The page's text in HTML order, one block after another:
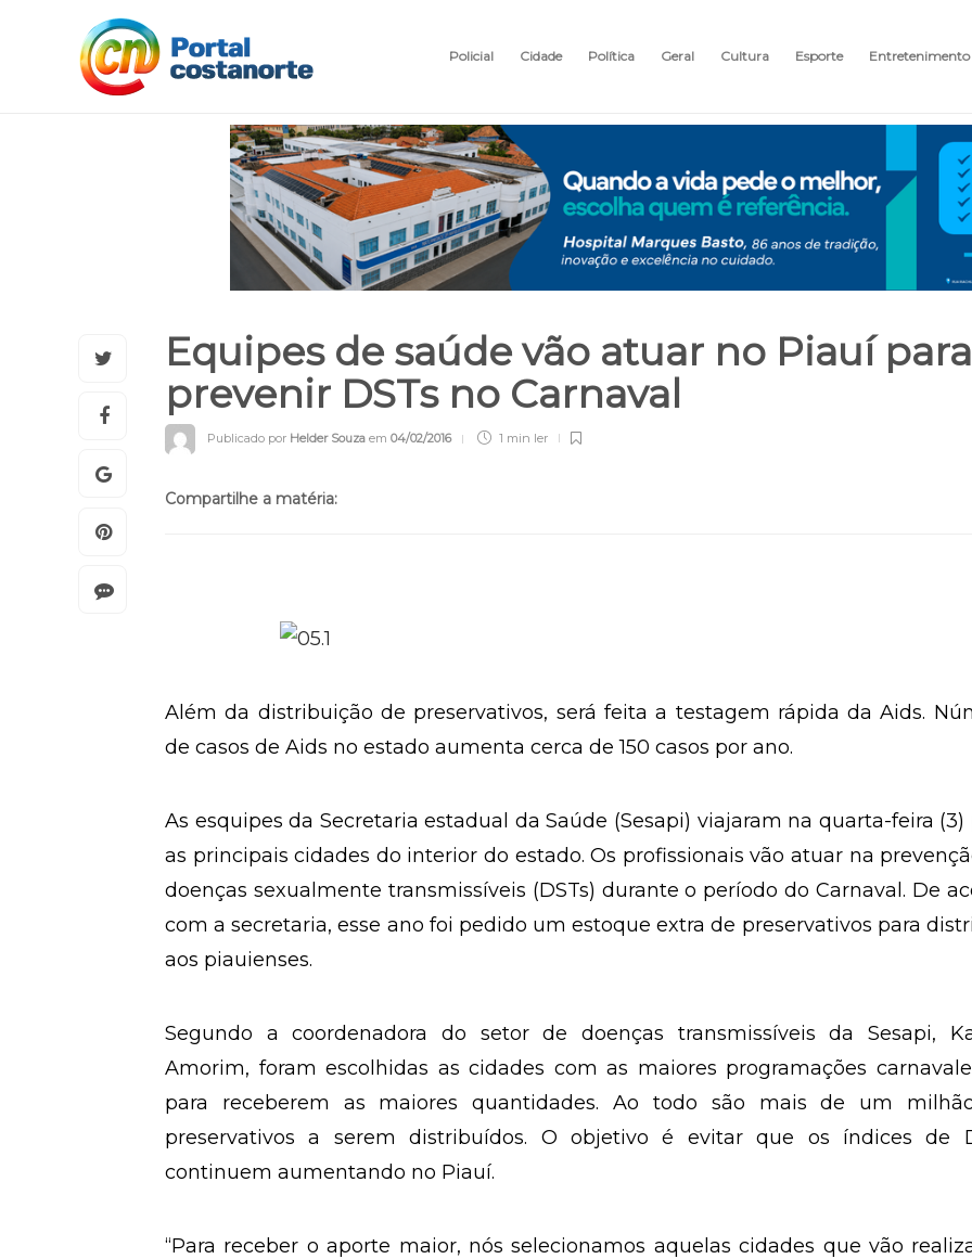
Policial Cidade Política Geral Cultura Esporte Entretenimento
Equipes de saúde vão atuar no Piauí para
prevenir DSTs no Carnaval
Publicado por Helder Souza em 04/02/2016 1 min ler
Compartilhe a matéria:
Além da distribuição de preservativos, será feita a testagem rápida da Aids.
de casos de Aids no estado aumenta cerca de 150 casos por ano.
As esquipes da Secretaria estadual da Saúde (Sesapi) viajaram na quarta-feira (3)
as principais cidades do interior do estado. Os profissionais vão atuar na
doenças sexualmente transmissíveis (DSTs) durante o período do Carnaval. De
com a secretaria, esse ano foi pedido um estoque extra de preservativos para
aos piauienses.
Segundo a coordenadora do setor de doenças transmissíveis da Sesapi,
Amorim, foram escolhidas as cidades com as maiores programações
para receberem as maiores quantidades. Ao todo são mais de um
preservativos a serem distribuídos. O objetivo é evitar que os índices de
continuem aumentando no Piauí.
“Para receber o aporte maior, nós selecionamos aquelas cidades que vão